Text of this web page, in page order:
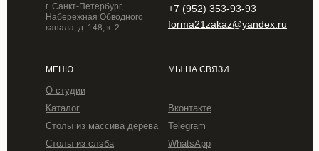
+7 (952) 353-93-93
forma21zakaz@yandex.ru
г. Санкт-Петербург,
Набережная Обводного
канала, д. 148, к. 2
МЕНЮ
О студии
Каталог
Столы из массива дерева
Столы из слэба
МЫ НА СВЯЗИ
Вконтакте
WhatsApp
Telegram